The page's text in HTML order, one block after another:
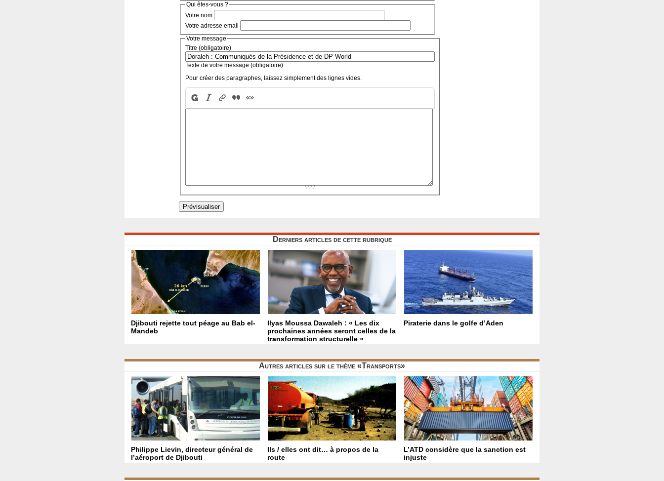
Qui êtes-vous ?
Votre nom
Votre adresse email
Votre message
Titre (obligatoire)
Texte de votre message (obligatoire)
Pour créer des paragraphes, laissez simplement des lignes vides.
Derniers articles de cette rubrique
Djibouti rejette tout péage au Bab el-
Mandeb
Ilyas Moussa Dawaleh : « Les dix
prochaines années seront celles de la
transformation structurelle »
Piraterie dans le golfe d’Aden
Autres articles sur le thème «Transports»
Philippe Lievin, directeur général de
l’aéroport de Djibouti
Ils / elles ont dit… à propos de la
route
L’ATD considère que la sanction est
injuste